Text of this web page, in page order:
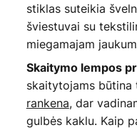
stiklas suteikia
šviestuvai su
miegamajam
Skaitymo lempos
skaitytojams būtina
rankena, dar
gulbės kaklu. Kaip